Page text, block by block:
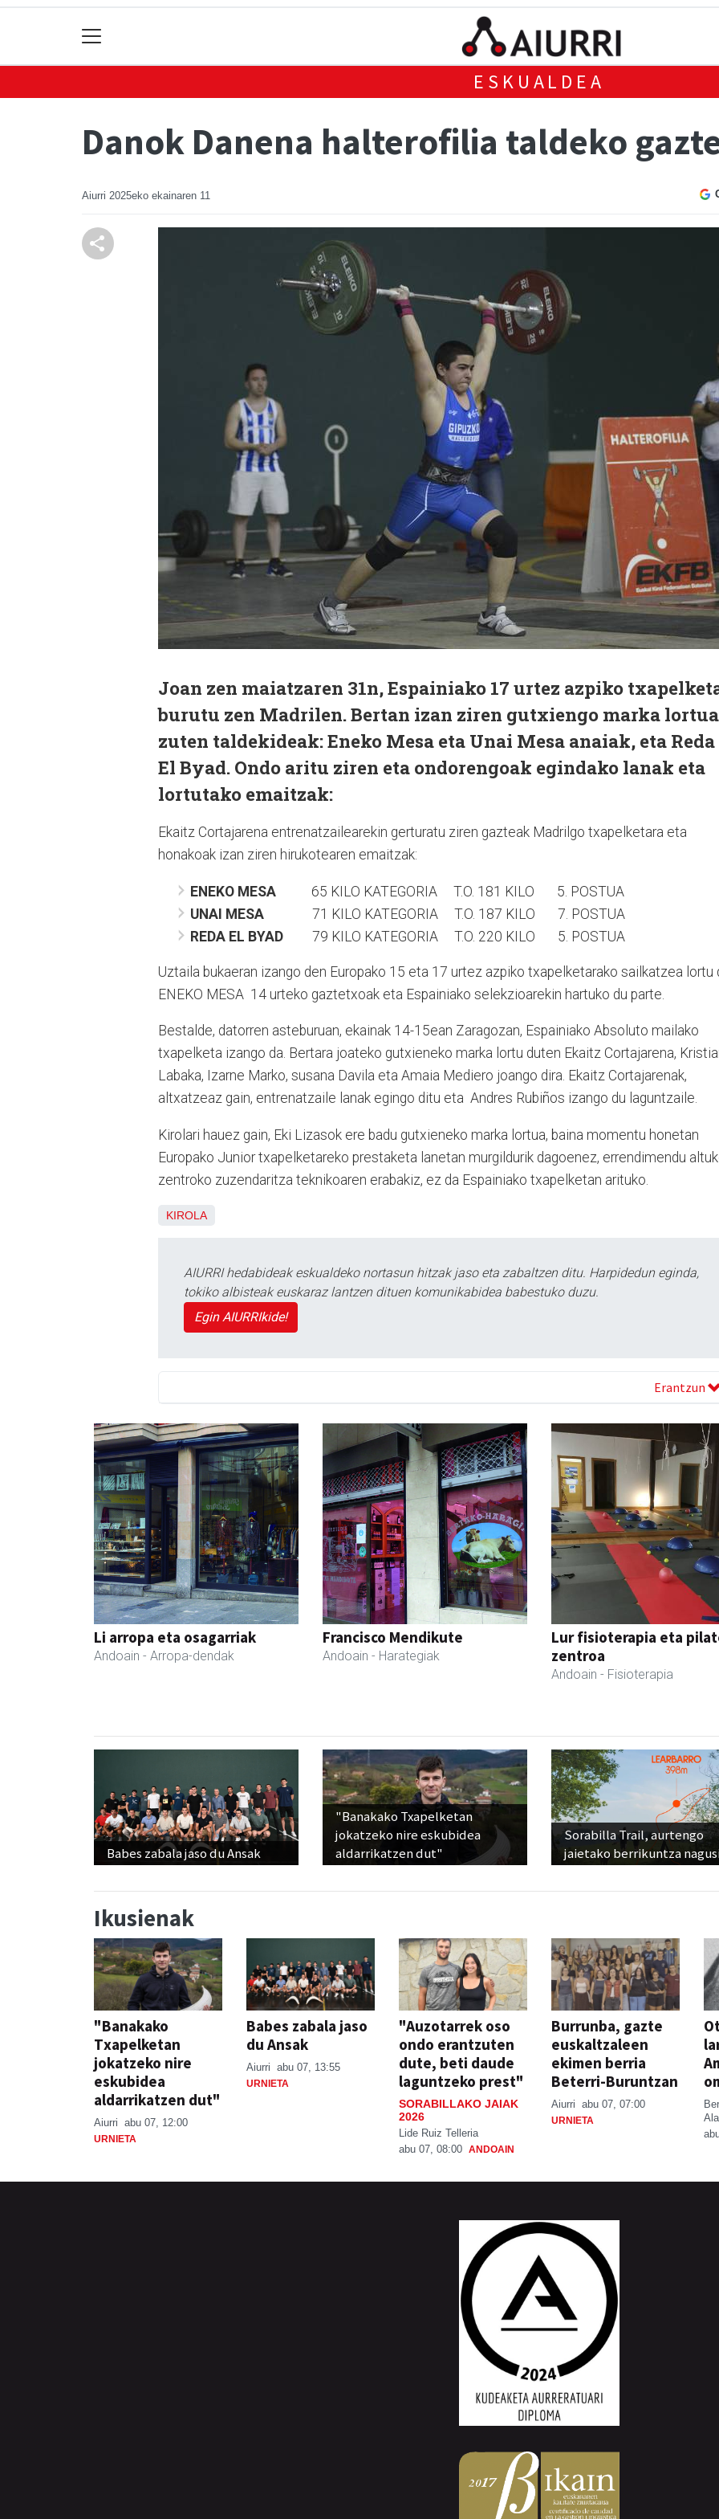
ESKUALDEA
Danok Danena halterofilia taldeko
Aiurri 2025eko ekainaren 11
Joan zen maiatzaren 31n, Espainiako 17 urtez azpiko
burutu zen Madrilen. Bertan izan ziren gutxiengo marka lortua
zuten taldekideak: Eneko Mesa eta Unai Mesa anaiak, eta Reda
El Byad. Ondo aritu ziren eta ondorengoak egindako lanak eta
lortutako emaitzak:
Ekaitz Cortajarena entrenatzailearekin gerturatu ziren gazteak Madrilgo txapelketara eta
honakoak izan ziren hirukotearen emaitzak:
ENEKO MESA 65 KILO KATEGORIA T.O. 181 KILO 5. POSTUA
UNAI MESA
71 KILO KATEGORIA T.O. 187 KILO 7. POSTUA
REDA EL BYAD 79 KILO KATEGORIA T.O. 220 KILO 5. POSTUA
Uztaila bukaeran izango den Europako 15 eta 17 urtez azpiko txapelketarako sailkatzea lortu
ENEKO MESA 14 urteko gaztetxoak eta Espainiako selekzioarekin hartuko du parte.
Bestalde, datorren asteburuan, ekainak 14-15ean Zaragozan, Espainiako Absoluto mailako
txapelketa izango da. Bertara joateko gutxieneko marka lortu duten Ekaitz Cortajarena,
Labaka, Izarne Marko, susana Davila eta Amaia Mediero joango dira. Ekaitz Cortajarenak,
altxatzeaz gain, entrenatzaile lanak egingo ditu eta Andres Rubiños izango du laguntzaile.
Kirolari hauez gain, Eki Lizasok ere badu gutxieneko marka lortua, baina momentu honetan
Europako Junior txapelketareko prestaketa lanetan murgildurik dagoenez, errendimendu
zentroko zuzendaritza teknikoaren erabakiz, ez da Espainiako txapelketan arituko.
KIROLA
AIURRI hedabideak eskualdeko nortasun hitzak jaso eta zabaltzen ditu. Harpidedun eginda,
tokiko albisteak euskaraz lantzen dituen komunikabidea babestuko duzu.
Egin AIURRIkide!
Erantzun
Li arropa eta osagarriak
Andoain - Arropa-dendak
Francisco Mendikute
Andoain - Harategiak
Lur fisioterapia eta
zentroa
Andoain - Fisioterapia
Babes zabala jaso du Ansak
"Banakako Txapelketan
jokatzeko nire eskubidea
aldarrikatzen dut"
Sorabilla Trail, aurtengo
jaietako berrikuntza
Ikusienak
"Banakako
Txapelketan
jokatzeko nire
eskubidea
aldarrikatzen dut"
Aiurri abu 07, 12:00
URNIETA
Babes zabala jaso
du Ansak
Aiurri abu 07, 13:55
URNIETA
"Auzotarrek oso
ondo erantzuten
dute, beti daude
laguntzeko prest"
SORABILLAKO JAIAK
2026
Lide Ruiz Telleria
abu 07, 08:00 ANDOAIN
Burrunba, gazte
euskaltzaleen
ekimen berria
Beterri-Buruntzan
Aiurri abu 07, 07:00
URNIETA